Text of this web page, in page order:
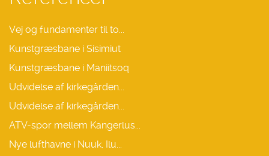
Vej og fundamenter til to...
Kunstgræsbane i Sisimiut
Kunstgræsbane i Maniitsoq
Udvidelse af kirkegården...
Udvidelse af kirkegården...
ATV-spor mellem Kangerlus...
Nye lufthavne i Nuuk, Ilu...